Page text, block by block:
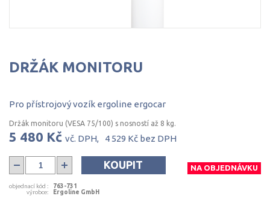
DRŽÁK MONITORU
Pro přístrojovývozík ergoline ergocar
Držák monitoru (VESA 75/100) s nosností až 8 kg.
5 480 Kč vč. DPH, 4 529 Kč bez DPH
KOUPIT NA OBJEDNÁVKU
objednací kód :
763-731
výrobce: Ergoline GmbH